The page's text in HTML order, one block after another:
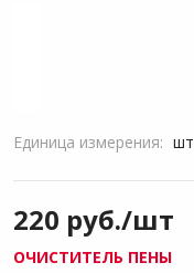
Единица измерения: шт
220 руб./шт
ОЧИСТИТЕЛЬ ПЕНЫ